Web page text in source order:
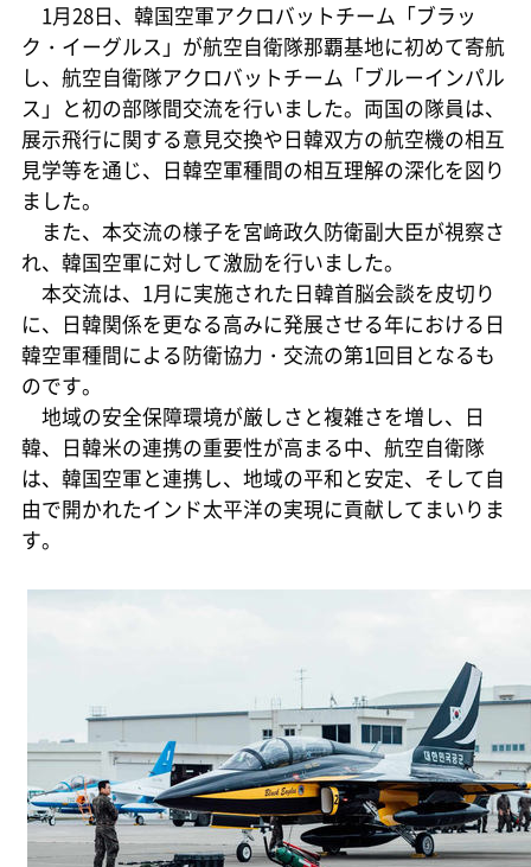
1月28日、韓国空軍アクロバットチーム「ブラッ
ク・イーグルス」が航空自衛隊那覇基地に初めて寄航
し、航空自衛隊アクロバットチーム「ブルーインパル
ス」と初の部隊間交流を行いました。両国の隊員は、
展示飛行に関する意見交換や日韓双方の航空機の相互
見学等を通じ、日韓空軍種間の相互理解の深化を図り
ました。
また、本交流の様子を宮﨑政久防衛副大臣が視察さ
れ、韓国空軍に対して激励を行いました。
本交流は、1月に実施された日韓首脳会談を皮切り
に、日韓関係を更なる高みに発展させる年における日
韓空軍種間による防衛協力・交流の第1回目となるも
のです。
地域の安全保障環境が厳しさと複雑さを増し、日
韓、日韓米の連携の重要性が高まる中、航空自衛隊
は、韓国空軍と連携し、地域の平和と安定、そして自
由で開かれたインド太平洋の実現に貢献してまいりま
す。